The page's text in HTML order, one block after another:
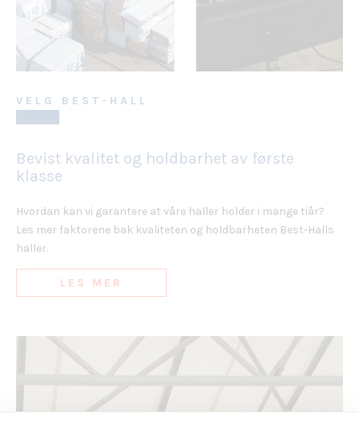
VELG BEST-HALL
Bevist kvalitet og holdbarhet av første
klasse
Hvordan kan vi garantere at våre haller holder i mange tiår?
Les mer faktorene bak kvaliteten og holdbarheten Best-Halls
haller.
LES MER